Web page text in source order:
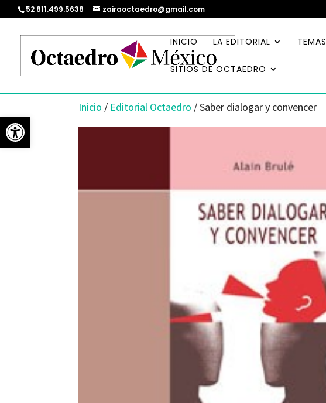
Abrir barra de herramientas
52 811.499.5638 zairaoctaedro@gmail.com
INICIO LA EDITORIAL TEMAS
SITIOS DE OCTAEDRO
Inicio / Editorial Octaedro / Saber dialogar y convencer